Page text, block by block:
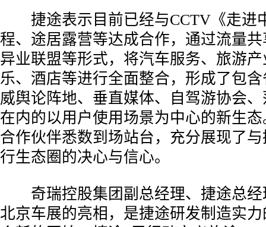
捷途表示目前已经与CCTV《走进
程、途居露营等达成合作，通过流量
异业联盟等形式，将汽车服务、旅游
乐、酒店等进行全面整合，形成了包
威舆论阵地、垂直媒体、自驾游协会
在内的以用户使用场景为中心的新生
合作伙伴悉数到场站台，充分展现了
行生态圈的决心与信心。
奇瑞控股集团副总经理、捷途总经
北京车展的亮相，是捷途研发制造实